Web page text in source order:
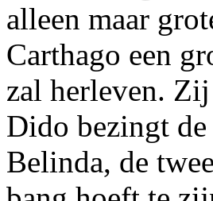
alleen maar
Carthago een
zal herleven.
Dido bezingt de
Belinda, de